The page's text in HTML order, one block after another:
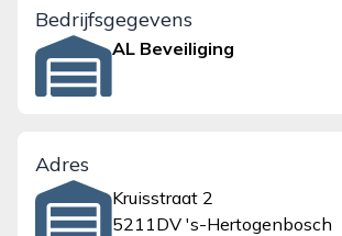
Bedrijfsgegevens
AL Beveiliging
Adres
Kruisstraat 2
5211DV 's-Hertogenbosch